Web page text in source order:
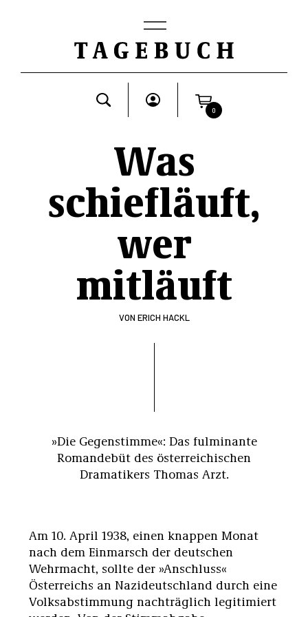
0
Was
schiefläuft,
wer
mitläuft
VON ERICH HACKL
»Die Gegenstimme«: Das fulminante
Romandebüt des österreichischen
Dramatikers Thomas Arzt.
Am 10. April 1938, einen knappen Monat
nach dem Einmarsch der deutschen
Wehrmacht, sollte der »Anschluss«
Österreichs an Nazideutschland durch eine
Volksabstimmung nachträglich legitimiert